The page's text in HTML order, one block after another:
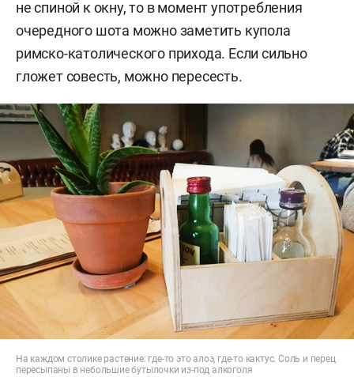
не спиной к окну, то в момент употребления
очередного шота можно заметить купола
римско-католического прихода. Если сильно
гложет совесть, можно пересесть.
На каждом столике растение: где-то это алоэ, где-то кактус. Соль и перец
пересыпаны в небольшие бутылочки из-под алкоголя